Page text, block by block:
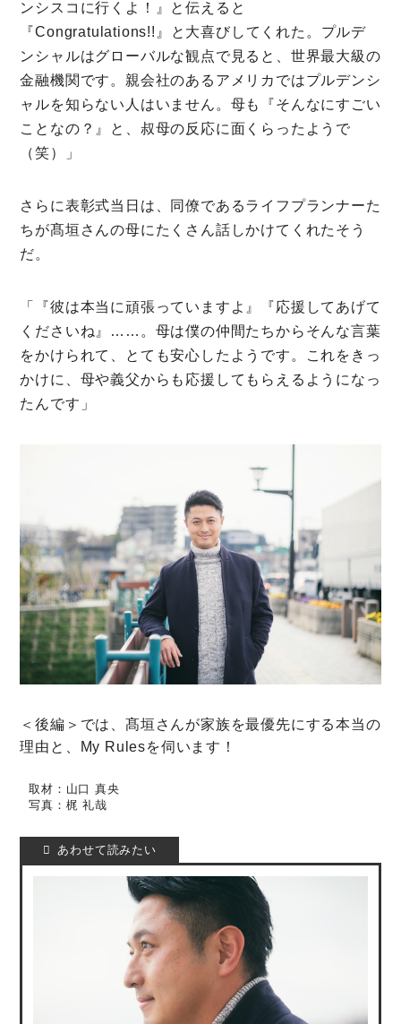
ンシスコに行くよ！』と伝えると
『Congratulations!!』と大喜びしてくれた。プルデ
ンシャルはグローバルな観点で見ると、世界最大級の
金融機関です。親会社のあるアメリカではプルデンシ
ャルを知らない人はいません。母も『そんなにすごい
ことなの？』と、叔母の反応に面くらったようで
（笑）」
さらに表彰式当日は、同僚であるライフプランナーた
ちが髙垣さんの母にたくさん話しかけてくれたそう
だ。
「『彼は本当に頑張っていますよ』『応援してあげて
くださいね』……。母は僕の仲間たちからそんな言葉
をかけられて、とても安心したようです。これをきっ
かけに、母や義父からも応援してもらえるようになっ
たんです」
＜後編＞では、髙垣さんが家族を最優先にする本当の
理由と、My Rulesを伺います！
取材：山口 真央
写真：梶 礼哉